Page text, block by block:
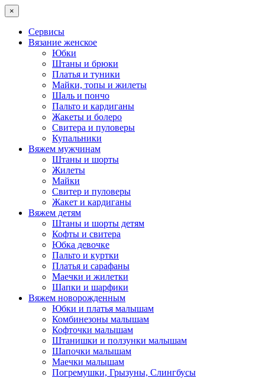
×
Сервисы
Вязание женское
Юбки
Штаны и брюки
Платья и туники
Майки, топы и жилеты
Шаль и пончо
Пальто и кардиганы
Жакеты и болеро
Свитера и пуловеры
Купальники
Вяжем мужчинам
Штаны и шорты
Жилеты
Майки
Свитер и пуловеры
Жакет и кардиганы
Вяжем детям
Штаны и шорты детям
Кофты и свитера
Юбка девочке
Пальто и куртки
Платья и сарафаны
Маечки и жилетки
Шапки и шарфики
Вяжем новорожденным
Юбки и платья малышам
Комбинезоны малышам
Кофточки малышам
Штанишки и ползунки малышам
Шапочки малышам
Маечки малышам
Погремушки, Грызуны, Слингбусы